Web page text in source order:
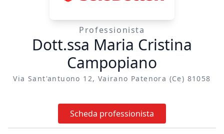
stomaco, pancreas)
Tumori dell'apparato
urogenitale (vescica,
prostata, rene) Il mio
obiettivo è
paziente con
professionalità,
offrendo chiarezza
Professionista
Dott.ssa Maria Cristina
Campopiano
Via Sant'antuono 12, Vairano Patenora (ce) 81058
Scheda professionista